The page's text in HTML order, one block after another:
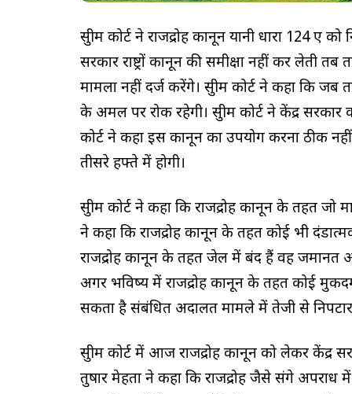
सुप्रीम कोर्ट ने राजद्रोह कानून यानी धारा 124 ए
सरकार राष्ट्रों कानून की समीक्षा नहीं कर लेती
मामला नहीं दर्ज करेंगे। सुप्रीम कोर्ट ने कहा
के अमल पर रोक रहेगी। सुप्रीम कोर्ट ने केंद्र सरकार
कोर्ट ने कहा इस कानून का उपयोग करना ठीक
तीसरे हफ्ते में होगी।
सुप्रीम कोर्ट ने कहा कि राजद्रोह कानून के तहत
ने कहा कि राजद्रोह कानून के तहत कोई भी
राजद्रोह कानून के तहत जेल में बंद हैं वह जमानत
अगर भविष्य में राजद्रोह कानून के तहत कोई
सकता है संबंधित अदालत मामले में तेजी से
सुप्रीम कोर्ट में आज राजद्रोह कानून को लेकर केंद्र
तुषार मेहता ने कहा कि राजद्रोह जैसे संगे अपराध